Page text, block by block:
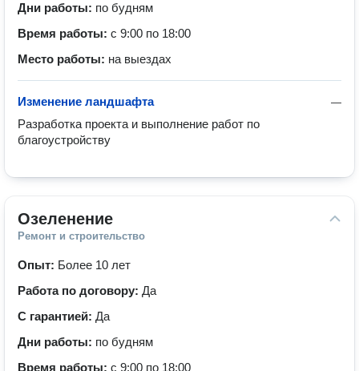
Дни работы: по будням
Время работы: с 9:00 по 18:00
Место работы: на выездах
—
Изменение ландшафта
Разработка проекта и выполнение работ по
благоустройству
Озеленение
Ремонт и строительство
Опыт: Более 10 лет
Работа по договору: Да
С гарантией: Да
Дни работы: по будням
Время работы: с 9:00 по 18:00